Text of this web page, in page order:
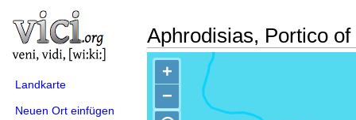
Landkarte
Neuen Ort einfügen
Aphrodisias, Portico of
+
−